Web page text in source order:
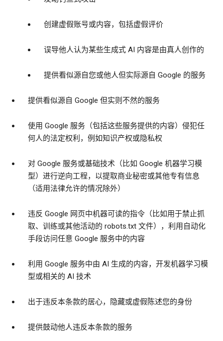
创建虚假账号或内容，包括虚假评价
误导他人认为某些生成式 AI 内容是由真人创作的
提供看似源自您或他人但实际源自 Google 的服务
提供看似源自 Google 但实则不然的服务
使用 Google 服务（包括这些服务提供的内容）侵犯任
何人的法定权利，例如知识产权或隐私权
对 Google 服务或基础技术（比如 Google 机器学习模
型）进行逆向工程，以提取商业秘密或其他专有信息
（适用法律允许的情况除外）
违反 Google 网页中机器可读的指令（比如用于禁止抓
取、训练或其他活动的 robots.txt 文件），利用自动化
手段访问任意 Google 服务中的内容
利用 Google 服务中由 AI 生成的内容，开发机器学习模
型或相关的 AI 技术
出于违反本条款的居心，隐藏或虚假陈述您的身份
提供鼓动他人违反本条款的服务